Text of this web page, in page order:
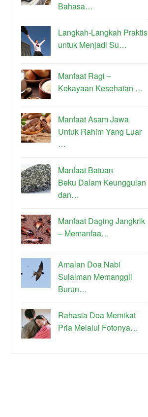
Bahasa…
Langkah-Langkah Praktis
untuk Menjadi Su…
Manfaat Ragi –
Kekayaan Kesehatan …
Manfaat Asam Jawa
Untuk Rahim Yang Luar
…
Manfaat Batuan
Beku Dalam Keunggulan
dan…
Manfaat Daging Jangkrik
– Memanfaa…
Amalan Doa Nabi
Sulaiman Memanggil
Burun…
Rahasia Doa Memikat
Pria Melalui Fotonya…